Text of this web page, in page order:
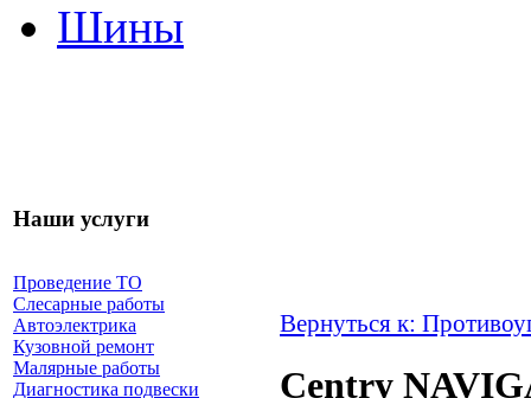
Шины
Наши услуги
Проведение ТО
Слесарные работы
Автоэлектрика
Кузовной ремонт
Малярные работы
Диагностика подвески
Вернуться к:
Centry